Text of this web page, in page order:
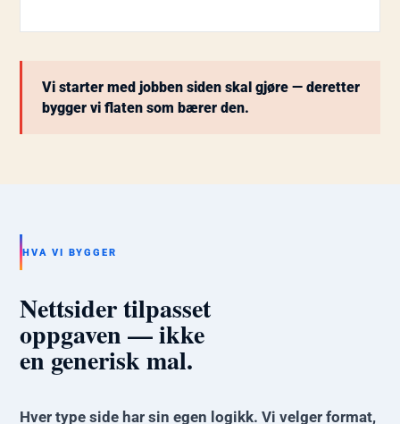
Vi starter med jobben siden skal gjøre — deretter
bygger vi flaten som bærer den.
HVA VI BYGGER
Nettsider tilpasset
oppgaven — ikke
en generisk mal.
Hver type side har sin egen logikk. Vi velger format,